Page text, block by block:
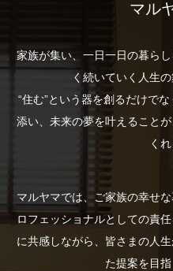
マル
家族が集い、一日一日の暮ら
く続いていく人生
“住む”という器を創るだけで
添い、未来の夢を叶えること
くれ
マルヤマでは、ご家族の幸せ
ロフェッショナルとしての責任
に共感しながら、皆さまの人
た提案を目指